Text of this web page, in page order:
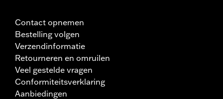
Contact opnemen
Bestelling volgen
Verzendinformatie
Retourneren en omruilen
Veel gestelde vragen
Conformiteitsverklaring
Aanbiedingen